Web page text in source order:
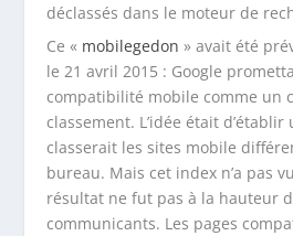
déclassés dans le moteur de
Ce « mobilegedon » avait été
le 21 avril 2015 : Google
compatibilité mobile comme un
classement. L’idée était
classerait les sites mobile
bureau. Mais cet index n’a pas
résultat ne fut pas à la hauteur
communicants. Les pages